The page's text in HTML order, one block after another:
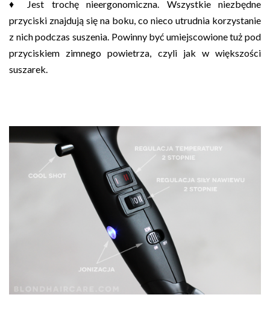
♦ Jest trochę nieergonomiczna. Wszystkie niezbędne
przyciski znajdują się na boku, co nieco utrudnia korzystanie
z nich podczas suszenia. Powinny być umiejscowione tuż pod
przyciskiem zimnego powietrza, czyli jak w większości
suszarek.